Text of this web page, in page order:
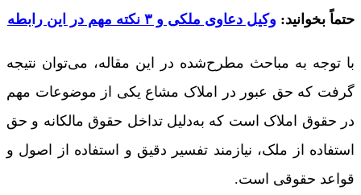
حتماً بخوانید: وکیل دعاوی ملکی و ۳ نکته مهم در این رابطه
با توجه به مباحث مطرح‌شده در این مقاله، می‌توان نتیجه
گرفت که حق عبور در املاک مشاع یکی از موضوعات مهم
در حقوق املاک است که به‌دلیل تداخل حقوق مالکانه و حق
استفاده از ملک، نیازمند تفسیر دقیق و استفاده از اصول و
قواعد حقوقی است.